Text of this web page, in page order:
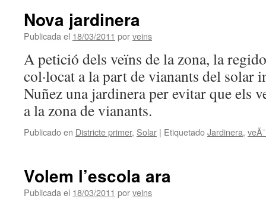
Nova jardinera
Publicada el 18/03/2011 porveins
A petició dels veïns de la zona, la
col·locat a la part de vianants del solar
Nuñez una jardinera per evitar que els
a la zona de vianants.
Publicado en Districte primer, Solar | EtiquetadoJardinera,
Volem l’escola ara
Publicada el 18/03/2011 porveins